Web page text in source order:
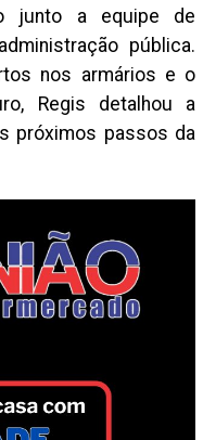
junto a equipe de
pública.
nos armários e o
Regis detalhou a
próximos passos da